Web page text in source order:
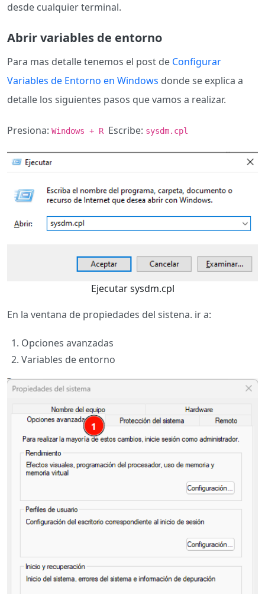
desde cualquier terminal.
Abrir variables de entorno
Para mas detalle tenemos el post de Configurar
Variables de Entorno en Windows donde se explica a
detalle los siguientes pasos que vamos a realizar.
Presiona: Windows + R Escribe: sysdm.cpl
Ejecutar sysdm.cpl
En la ventana de propiedades del sistena. ir a:
Opciones avanzadas
Variables de entorno